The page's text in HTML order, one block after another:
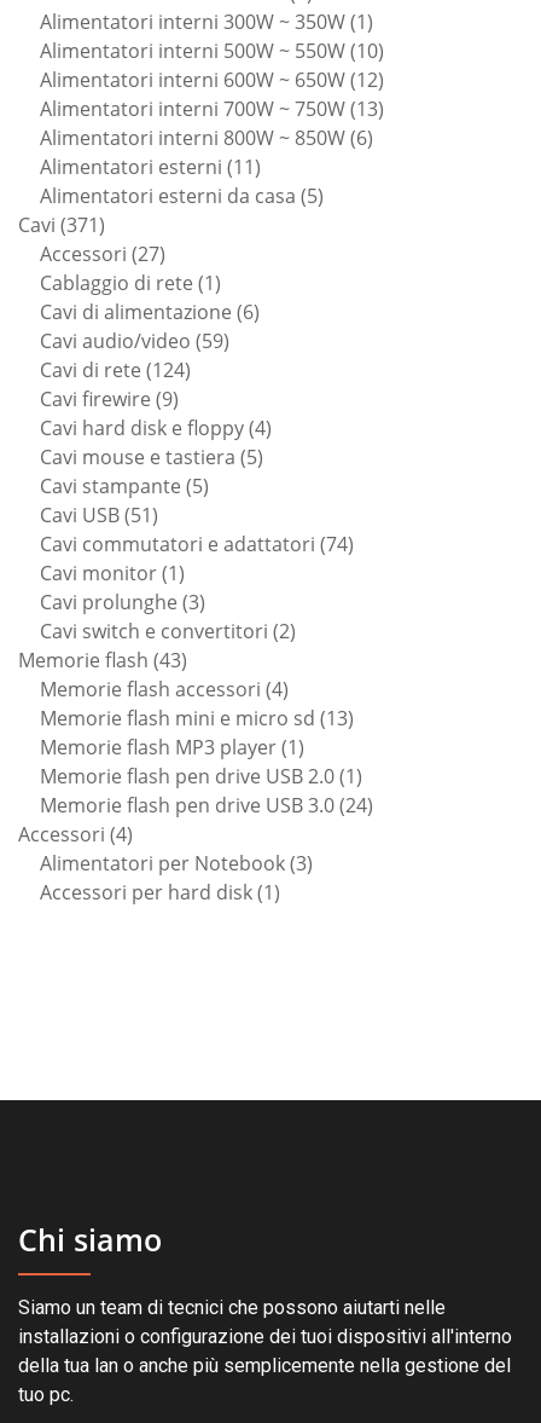
prodotti
Alimentatori interni 300W ~ 350W 11
prodotto
Alimentatori interni 500W ~ 550W 1010
prodotti
Alimentatori interni 600W ~ 650W 1212
prodotti
Alimentatori interni 700W ~ 750W 1313
Alimentatori interni 800W ~ 850W 66
Alimentatori esterni 1111
prodotti
Alimentatori esterni da casa 55
Cavi 371371
prodotti
Accessori 2727
prodotti
Cablaggio di rete 11
prodotto
Cavi di alimentazione 66
Cavi audio/video 5959
Cavi di rete 124124
Cavi firewire 99
prodotti
Cavi hard disk e floppy 44
Cavi mouse e tastiera 55
Cavi stampante 55
Cavi USB 5151
prodotti
Cavi commutatori e adattatori 7474
Cavi monitor 11
prodotto
Cavi prolunghe 33
prodotti
Cavi switch e convertitori 22
Memorie flash 4343
prodotti
Memorie flash accessori 44
prodotti
Memorie flash mini e micro sd 1313
Memorie flash MP3 player 11
prodotto
Memorie flash pen drive USB 2.0 11
prodotto
Memorie flash pen drive USB 3.0 2424
Accessori 44
prodotti
Alimentatori per Notebook 33
Accessori per hard disk 11
Chi siamo
Siamo un team di tecnici che possono aiutarti nelle
installazioni o configurazione dei tuoi dispositivi all'interno
della tua lan o anche più semplicemente nella gestione del
tuo pc.